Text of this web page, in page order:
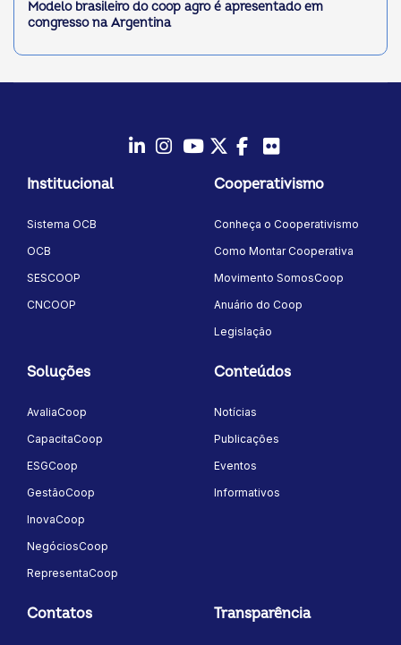
Modelo brasileiro do coop agro é apresentado em
congresso na Argentina
Instagram
YoutubeTwitter/X
Facebook
Institucional
Sistema OCB
OCB
SESCOOP
CNCOOP
Cooperativismo
Conheça o Cooperativismo
Como Montar Cooperativa
Movimento SomosCoop
Anuário do Coop
Legislação
Soluções
AvaliaCoop
CapacitaCoop
ESGCoop
GestãoCoop
InovaCoop
NegóciosCoop
RepresentaCoop
Conteúdos
Notícias
Publicações
Eventos
Informativos
Contatos Transparência